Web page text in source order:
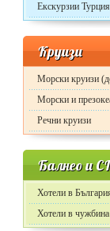
Екскурзии Турция
Круизи
Морски круизи
Морски и
Речни круизи
Балнео и
Хотели в
Хотели в чужбина